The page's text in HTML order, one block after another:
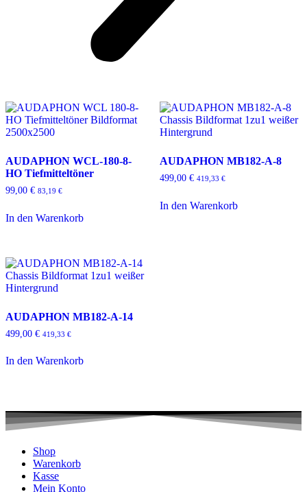
AUDAPHON WCL-180-8-
HO Tiefmitteltöner
99,00 € 83,19 €
In den Warenkorb
AUDAPHON MB182-A-8
499,00 € 419,33 €
In den Warenkorb
AUDAPHON MB182-A-14
499,00 € 419,33 €
In den Warenkorb
Shop
Warenkorb
Kasse
Mein Konto